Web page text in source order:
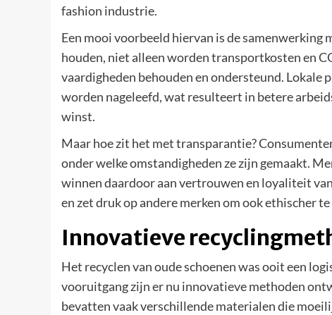
fashion industrie.
Een mooi voorbeeld hiervan is de
houden, niet alleen worden transportkosten en
vaardigheden behouden en ondersteund.
worden nageleefd, wat resulteert in betere
winst.
Maar hoe zit het met transparantie?
onder welke omstandigheden ze zijn gemaakt.
winnen daardoor aan vertrouwen en loyaliteit
en zet druk op andere merken om ook ethischer
Innovatieve
Het recyclen van oude schoenen was ooit een
vooruitgang zijn er nu innovatieve methoden
bevatten vaak verschillende materialen die